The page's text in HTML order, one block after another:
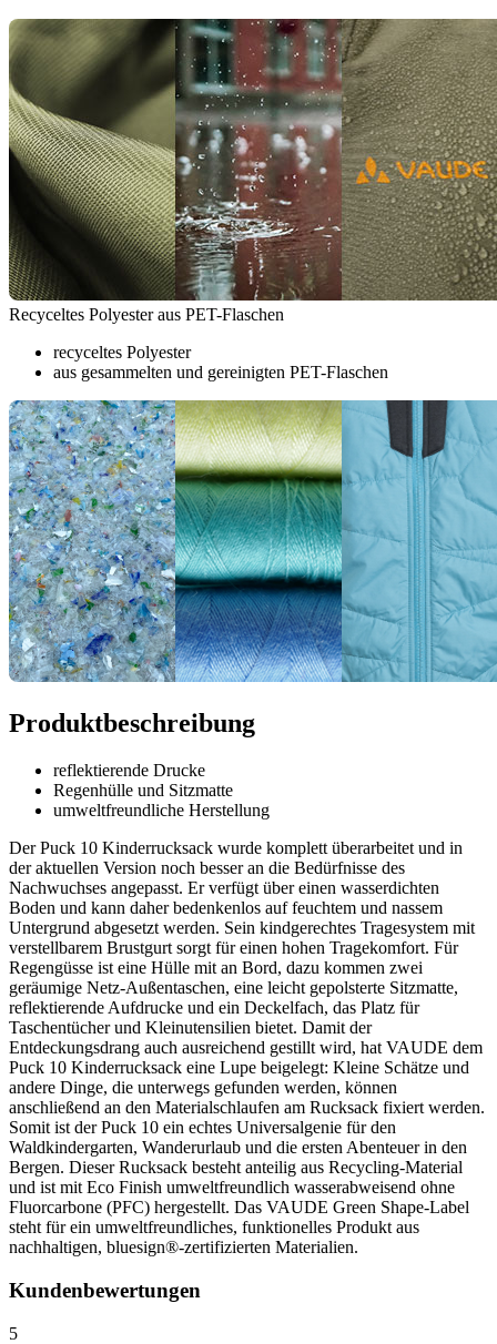
Recyceltes Polyester aus PET-Flaschen
recyceltes Polyester
aus gesammelten und gereinigten PET-Flaschen
Produktbeschreibung
reflektierende Drucke
Regenhülle und Sitzmatte
umweltfreundliche Herstellung
Der Puck 10 Kinderrucksack wurde komplett überarbeitet und in
der aktuellen Version noch besser an die Bedürfnisse des
Nachwuchses angepasst. Er verfügt über einen wasserdichten
Boden und kann daher bedenkenlos auf feuchtem und nassem
Untergrund abgesetzt werden. Sein kindgerechtes Tragesystem mit
verstellbarem Brustgurt sorgt für einen hohen Tragekomfort. Für
Regengüsse ist eine Hülle mit an Bord, dazu kommen zwei
geräumige Netz-Außentaschen, eine leicht gepolsterte Sitzmatte,
reflektierende Aufdrucke und ein Deckelfach, das Platz für
Taschentücher und Kleinutensilien bietet. Damit der
Entdeckungsdrang auch ausreichend gestillt wird, hat VAUDE dem
Puck 10 Kinderrucksack eine Lupe beigelegt: Kleine Schätze und
andere Dinge, die unterwegs gefunden werden, können
anschließend an den Materialschlaufen am Rucksack fixiert werden.
Somit ist der Puck 10 ein echtes Universalgenie für den
Waldkindergarten, Wanderurlaub und die ersten Abenteuer in den
Bergen. Dieser Rucksack besteht anteilig aus Recycling-Material
und ist mit Eco Finish umweltfreundlich wasserabweisend ohne
Fluorcarbone (PFC) hergestellt. Das VAUDE Green Shape-Label
steht für ein umweltfreundliches, funktionelles Produkt aus
nachhaltigen, bluesign®-zertifizierten Materialien.
Kundenbewertungen
5